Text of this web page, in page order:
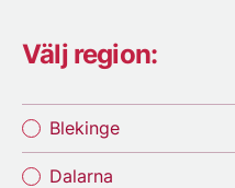
Välj region:
Blekinge
Dalarna